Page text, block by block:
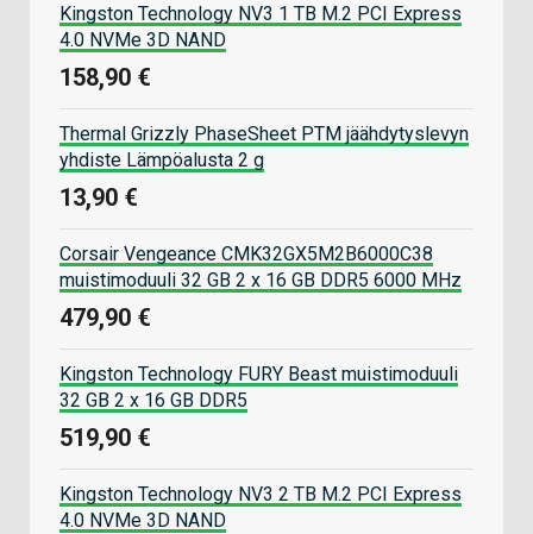
Kingston Technology NV3 1 TB M.2 PCI Express
4.0 NVMe 3D NAND
158,90 €
Thermal Grizzly PhaseSheet PTM jäähdytyslevyn
yhdiste Lämpöalusta 2 g
13,90 €
Corsair Vengeance CMK32GX5M2B6000C38
muistimoduuli 32 GB 2 x 16 GB DDR5 6000 MHz
479,90 €
Kingston Technology FURY Beast muistimoduuli
32 GB 2 x 16 GB DDR5
519,90 €
Kingston Technology NV3 2 TB M.2 PCI Express
4.0 NVMe 3D NAND